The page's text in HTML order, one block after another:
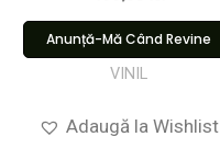
Anunță-Mă Când Revine
VINIL
Adaugă la Wishlist